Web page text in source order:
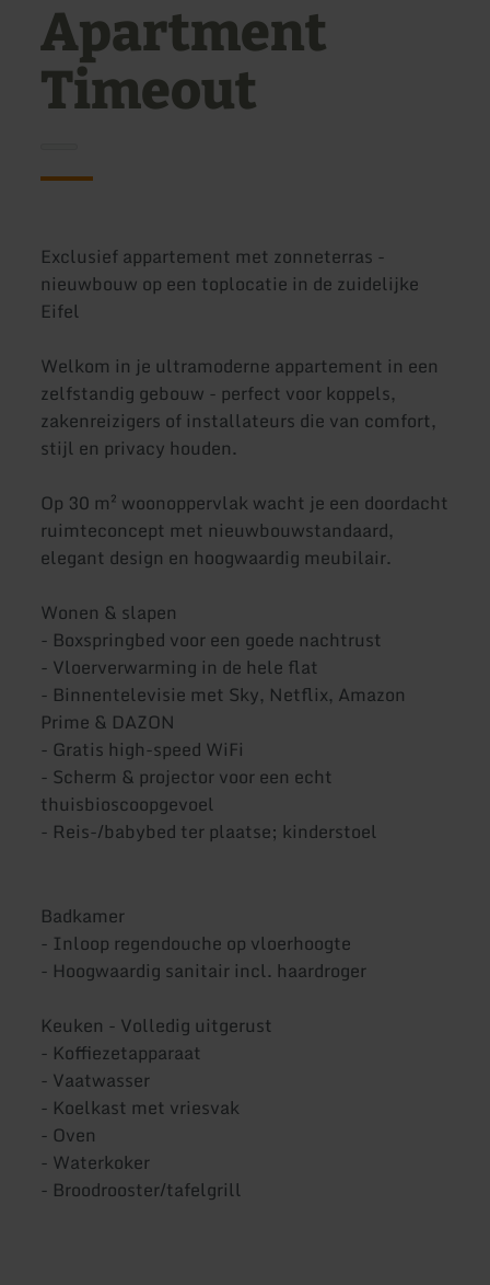
Apartment
Timeout
Exclusief appartement met zonneterras -
nieuwbouw op een toplocatie in de zuidelijke
Eifel
Welkom in je ultramoderne appartement in een
zelfstandig gebouw - perfect voor koppels,
zakenreizigers of installateurs die van comfort,
stijl en privacy houden.
Op 30 m² woonoppervlak wacht je een doordacht
ruimteconcept met nieuwbouwstandaard,
elegant design en hoogwaardig meubilair.
Wonen & slapen
- Boxspringbed voor een goede nachtrust
- Vloerverwarming in de hele flat
- Binnentelevisie met Sky, Netflix, Amazon
Prime & DAZON
- Gratis high-speed WiFi
- Scherm & projector voor een echt
thuisbioscoopgevoel
- Reis-/babybed ter plaatse; kinderstoel
Badkamer
- Inloop regendouche op vloerhoogte
- Hoogwaardig sanitair incl. haardroger
Keuken - Volledig uitgerust
- Koffiezetapparaat
- Vaatwasser
- Koelkast met vriesvak
- Oven
- Waterkoker
- Broodrooster/tafelgrill